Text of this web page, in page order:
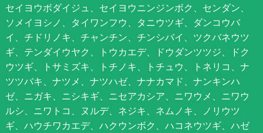
セイヨウボダイジュ、セイヨウニンジンボク、センダン、
ソメイヨシノ、タイワンフウ、タニウツギ、ダンコウバ
イ、チドリノキ、チャンチン、チンシバイ、ツクバネウツ
ギ、テンダイウヤク、トウカエデ、ドウダンツツジ、ドク
ウツギ、トサミズキ、トチノキ、トチュウ、トネリコ、ナ
ツツバキ、ナツメ、ナツハゼ、ナナカマド、ナンキンハ
ゼ、ニガキ、ニシキギ、ニセアカシア、ニワウメ、ニワウ
ルシ、ニワトコ、ヌルデ、ネジキ、ネムノキ、ノリウツ
ギ、ハウチワカエデ、ハクウンボク、ハコネウツギ、ハゼ